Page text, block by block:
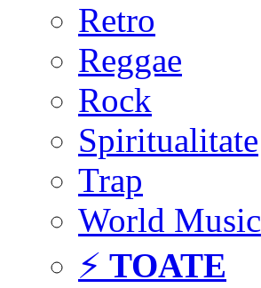
Retro
Reggae
Rock
Spiritualitate
Trap
World Music
⚡ TOATE